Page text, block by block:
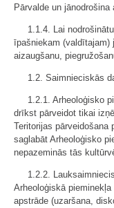
Pārvalde un
1.1.4. Lai
īpašniekam (valdītajam)
aizaugšanu,
1.2. Saimnieciskās
1.2.1. Arheoloģisko
drīkst pārveidot tikai
Teritorijas pārveidošana
saglabāt Arheoloģisko
nepazeminās tās
1.2.2.
Arheoloģiskā
apstrāde (uzaršana,